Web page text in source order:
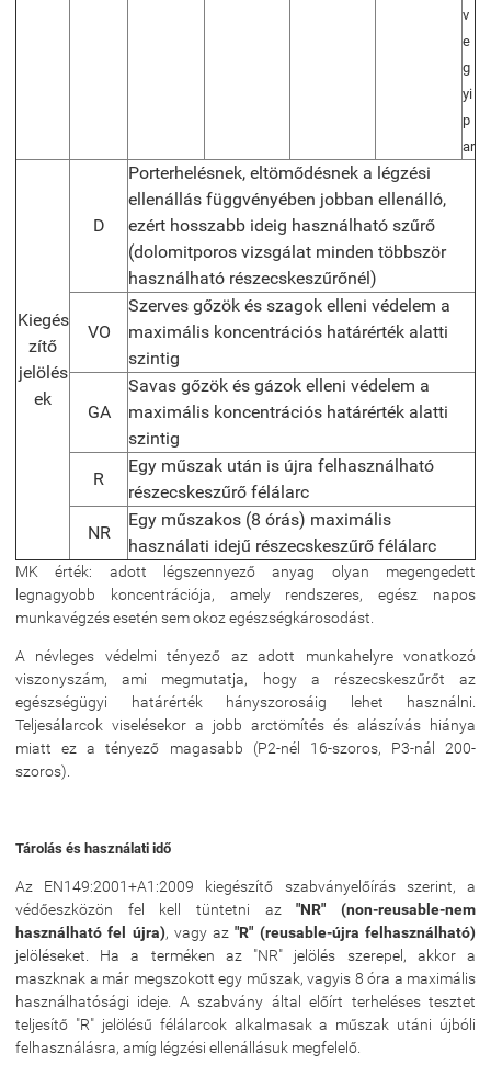
v
e
g
yi
p
ar
Kiegés
zítő
jelölés
ek
D
Porterhelésnek, eltömődésnek a légzési
ellenállás függvényében jobban ellenálló,
ezért hosszabb ideig használható szűrő
(dolomitporos vizsgálat minden többször
használható részecskeszűrőnél)
VO
Szerves gőzök és szagok elleni védelem a
maximális koncentrációs határérték alatti
szintig
GA
Savas gőzök és gázok elleni védelem a
maximális koncentrációs határérték alatti
szintig
R
Egy műszak után is újra felhasználható
részecskeszűrő félálarc
NR
Egy műszakos (8 órás) maximális
használati idejű részecskeszűrő félálarc
MK érték: adott légszennyező anyag olyan megengedett
legnagyobb koncentrációja, amely rendszeres, egész napos
munkavégzés esetén sem okoz egészségkárosodást.
A névleges védelmi tényező az adott munkahelyre vonatkozó
viszonyszám, ami megmutatja, hogy a részecskeszűrőt az
egészségügyi határérték hányszorosáig lehet használni.
Teljesálarcok viselésekor a jobb arctömítés és alászívás hiánya
miatt ez a tényező magasabb (P2-nél 16-szoros, P3-nál 200-
szoros).
Tárolás és használati idő
Az EN149:2001+A1:2009 kiegészítő szabványelőírás szerint, a
védőeszközön fel kell tüntetni az "NR" (non-reusable-nem
használható fel újra), vagy az"R" (reusable-újra felhasználható)
jelöléseket. Ha a terméken az "NR" jelölés szerepel, akkor a
maszknak a már megszokott egy műszak, vagyis 8 óra a maximális
használhatósági ideje. A szabvány által előírt terheléses tesztet
teljesítő "R" jelölésű félálarcok alkalmasak a műszak utáni újbóli
felhasználásra, amíg légzési ellenállásuk megfelelő.